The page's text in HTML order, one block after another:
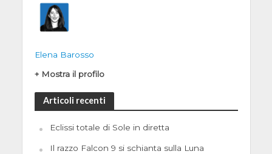
Elena Barosso
+ Mostra il profilo
Articoli recenti
Eclissi totale di Sole in diretta
Il razzo Falcon 9 si schianta sulla Luna